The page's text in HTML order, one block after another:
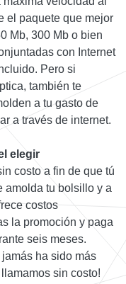
el paquete que mejor
Mb, 300 Mb o bien
con Internet
Pero si
también te
a tu gasto de
a través de internet.
elegir
costo a fin de que tú
amolda tu bolsillo y a
costos
la promoción y paga
seis meses.
ha sido más
sin costo!